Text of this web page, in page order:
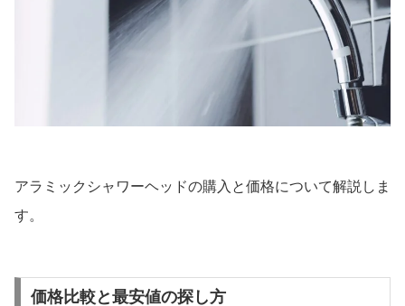
アラミックシャワーヘッドの購入と価格について解説しま
す。
価格比較と最安値の探し方